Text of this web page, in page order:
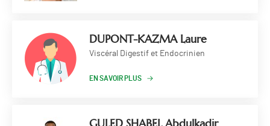
DUPONT-KAZMA Laure
Viscéral Digestif et Endocrinien
EN SAVOIR PLUS